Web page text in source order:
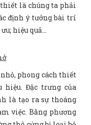
là chúng ta phải
định ý tưởng bài trí
hiệu quả…
phong cách thiết
Đặc trưng của
là tạo ra sự thoáng
việc. Bằng phương